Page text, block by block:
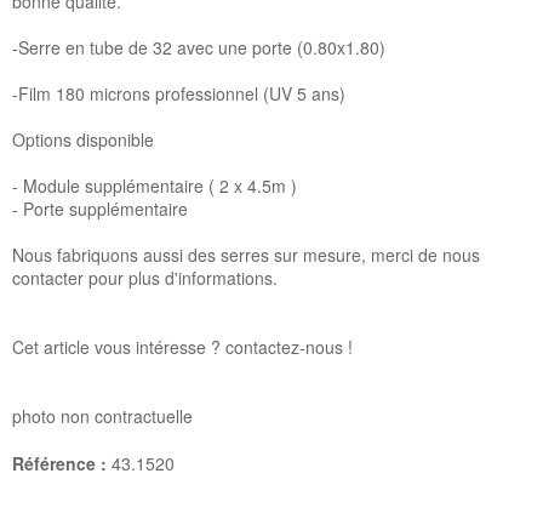
-Serre en tube de 32 avec une porte (0.80x1.80)
-Film 180 microns professionnel (UV 5 ans)
Options disponible
- Module supplémentaire ( 2 x 4.5m )
- Porte supplémentaire
Nous fabriquons aussi des serres sur mesure, merci de nous
contacter pour plus d'informations.
Cet article vous intéresse ? contactez-nous !
photo non contractuelle
Référence : 43.1520